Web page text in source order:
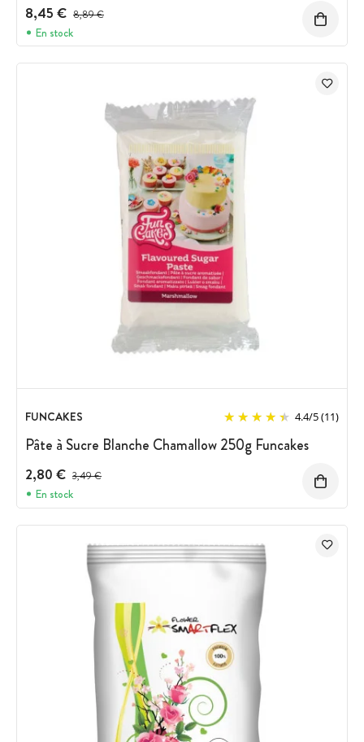
8,45 € Prix avant réduction :
8,89 €
En stock
FUNCAKES 4.4/5(11)
Pâte à Sucre Blanche Chamallow 250g Funcakes
2,80 € Prix avant réduction :
3,49 €
En stock